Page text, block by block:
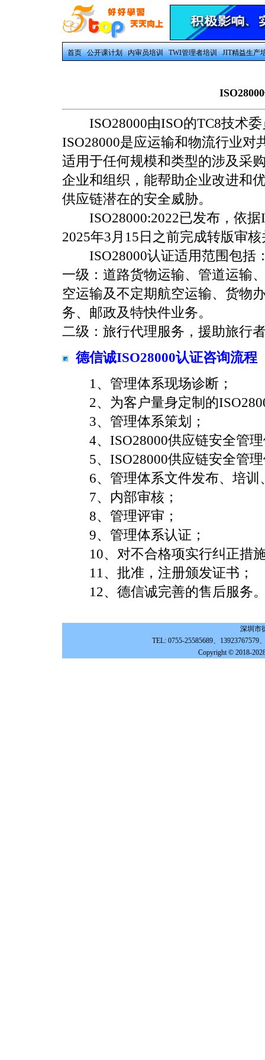
首页 公开课计划 内审员培训 TWI管理者培训 JIT精益生产
ISO28000由ISO的TC8技术委
ISO28000是应运输和物流行业
适用于任何规模和类型的涉及采
企业和组织，能帮助企业改进和
供应链潜在的安全威胁。
ISO28000:2022已发布，依据
2025年3月15日之前完成转版审
ISO28000认证适用范围包括
一级：道路货物运输、管道运输
空运输及不定期航空运输、货物
务、邮政及特快件业务。
二级：旅行代理服务，援助旅行
德信诚ISO28000认证咨询流程
1、管理体系现场诊断；
2、为客户量身定制的
3、管理体系策划；
4、ISO28000供应链安全管理
5、ISO28000供应链安全管理
6、管理体系文件发布、培训
7、内部审核；
8、管理评审；
9、管理体系认证；
10、对不合格项实行纠正措
11、批准，注册颁发证书；
12、德信诚完善的售后服务
深圳市
TEL: 0755-25585689、
Copyright © 2018-